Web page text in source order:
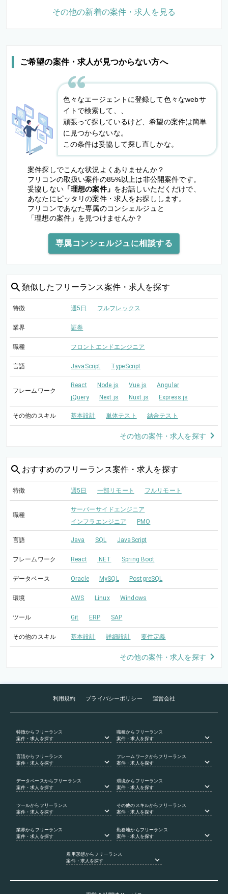
ご希望の案件・求人が見つからない方へ
色々なエージェントに登録して色々なwebサ
イトで検索して、、
頑張って探しているけど、希望の案件は簡単
に見つからないな。
この条件は妥協して探し直しかな。
案件探しでこんな状況よくありませんか？
フリコンの取扱い案件の85%以上は非公開案件です。
妥協しない「理想の案件」 をお話しいただくだけで、
あなたにピッタリの案件・求人をお探しします。
フリコンであなた専属のコンシェルジュと
「理想の案件」を見つけませんか？
専属コンシェルジュに相談する
類似した フリーランス案件・求人を探す
特徴 週5日 フルフレックス
業界 証券
職種 フロントエンドエンジニア
言語 JavaScript TypeScript
フレームワーク
React Node.js Vue.js
Angular
jQuery
Next.js Nuxt.js Express.js
その他のスキル 基本設計 単体テスト 結合テスト
その他の案件・求人を探す
おすすめのフリーランス案件・求人を探す
特徴 週5日 一部リモート フルリモート
職種
サーバーサイドエンジニア
インフラエンジニア
PMO
言語 Java SQL JavaScript
フレームワーク React .NET Spring Boot
データベース Oracle MySQL PostgreSQL
環境 AWS Linux Windows
ツール Git ERP SAP
その他のスキル 基本設計 詳細設計 要件定義
その他の案件・求人を探す
その他の新着の案件・求人を見る
利用規約 プライバシーポリシー 運営会社
特徴からフリーランス
案件・求人を探す
職種からフリーランス
案件・求人を探す
言語からフリーランス
案件・求人を探す
フレームワークからフリーランス
案件・求人を探す
データベース からフリーランス
案件・求人を探す
環境からフリーランス
案件・求人を探す
ツールからフリーランス
案件・求人を探す
その他のスキルからフリーランス
案件・求人を探す
業界からフリーランス
案件・求人を探す
勤務地からフリーランス
案件・求人を探す
雇用形態からフリーランス
案件・求人を探す